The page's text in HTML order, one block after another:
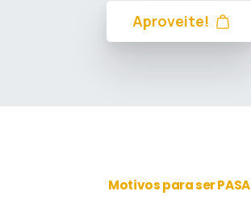
Aproveite!
Motivos para ser PASA